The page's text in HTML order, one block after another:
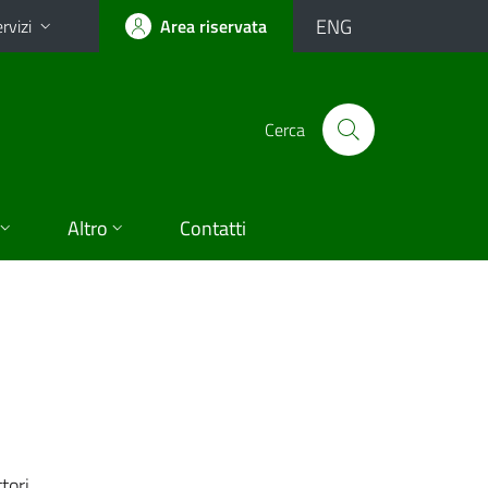
Area riservata ENG
Cerca
Altro Contatti